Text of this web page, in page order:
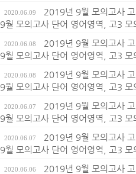
2020.06.09 2019년 9월 모의고사
9월 모의고사 단어 영어영역, 고3
2020.06.08 2019년 9월 모의고사
9월 모의고사 단어 영어영역, 고3
2020.06.08 2019년 9월 모의고사
9월 모의고사 단어 영어영역, 고3
2020.06.07 2019년 9월 모의고사
9월 모의고사 단어 영어영역, 고3
2020.06.07 2019년 9월 모의고사
9월 모의고사 단어 영어영역, 고3
2020.06.06 2019년 9월 모의고사